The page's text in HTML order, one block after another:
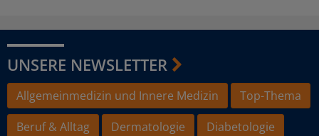
UNSERE NEWSLETTER
Allgemeinmedizin und Innere Medizin
Top-Thema
Beruf & Alltag
Dermatologie
Diabetologie